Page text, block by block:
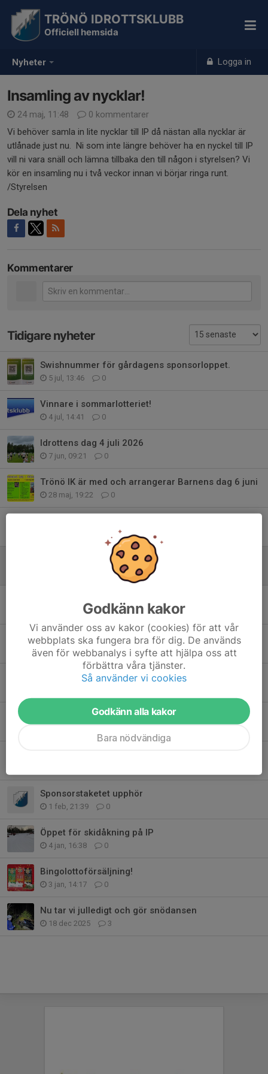
Nyheter Logga in
TRÖNÖ IDROTTSKLUBB
Officiell hemsida
Insamling av nycklar!
24 maj, 11:48
0 kommentarer
Vi behöver samla in lite nycklar till IP då nästan alla nycklar är
utlånade just nu. Ni som inte längre behöver ha en nyckel till IP
vill ni vara snäll och lämna tillbaka den till någon i styrelsen? Vi
kör en insamling nu i två veckor innan vi börjar ringa runt.
/Styrelsen
Dela nyhet
Kommentarer
Tidigare nyheter
Swishnummer för gårdagens sponsorloppet.
5 jul, 13:46 0
Vinnare i sommarlotteriet!
4 jul, 14:41 0
Idrottens dag 4 juli 2026
7 jun, 09:21 0
Trönö IK är med och arrangerar Barnens dag 6 juni
28 maj, 19:22 0
Insamling av nycklar!
0
25 apr, 17:40 0
Arbetsdag Lördag 25/4 kl 09.00-15.00
13 apr, 21:59 0
Välkommen till Årsmöte
Tipsa om Trönö IKs nästa ordförande
Sponsorstaketet upphör
1 feb, 21:39 0
Öppet för skidåkning på IP
4 jan, 16:38 0
Bingolottoförsäljning!
3 jan, 14:17 0
Nu tar vi julledigt och gör snödansen
18 dec 2025 3
Godkänn kakor
Vi använder oss av kakor (cookies) för att vår
webbplats ska fungera bra för dig. De används
även för webbanalys i syfte att hjälpa oss att
förbättra våra tjänster.
Så använder vi cookies
Godkänn alla kakor
Bara nödvändiga